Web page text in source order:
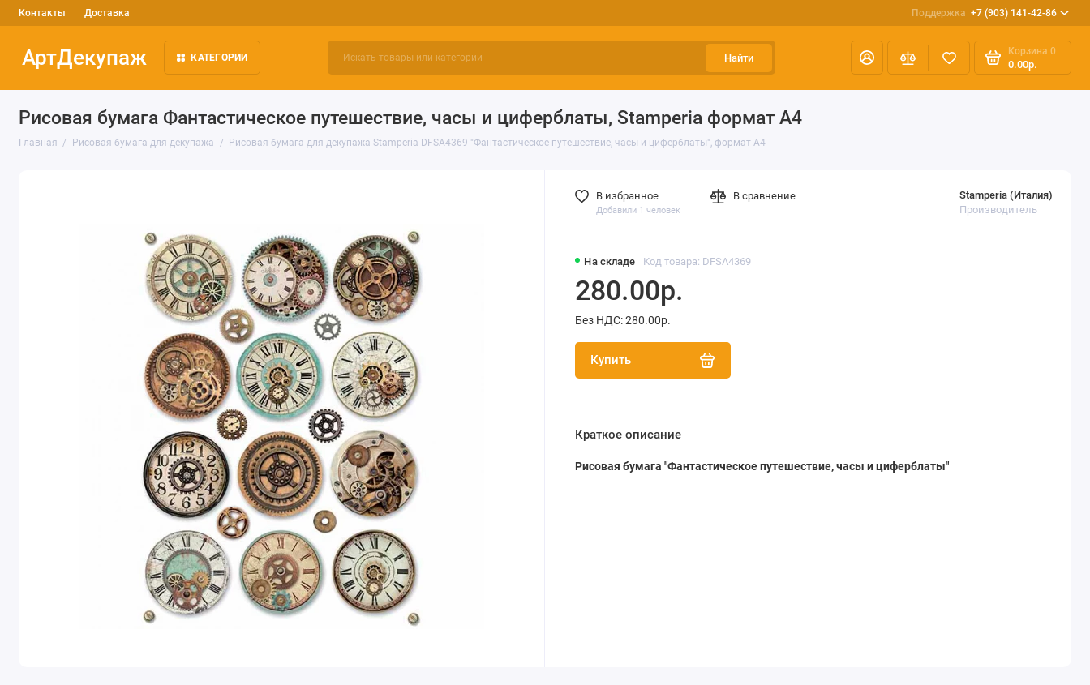
Контакты Доставка Поддержка +7 (903) 141-42-86
АртДекупаж КАТЕГОРИИ Найти
Корзина 0
0.00р.
Рисовая бумага Фантастическое путешествие, часы и циферблаты, Stamperia формат А4
Главная Рисовая бумага для декупажа Рисовая бумага для декупажа Stamperia DFSA4369 "Фантастическое путешествие, часы и циферблаты", формат А4
На складе Код товара: DFSA4369
Stamperia (Италия)
Производитель
280.00р.
Без НДС: 280.00р.
Купить
В избранное
Добавили 1 человек
В сравнение
Краткое описание
Рисовая бумага "Фантастическое путешествие, часы и циферблаты"